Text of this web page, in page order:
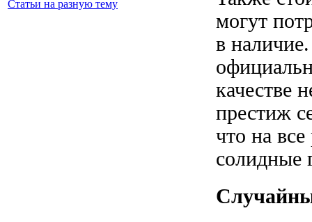
Статьи на разную тему
могут
в
качестве
престиж
что на
солидные